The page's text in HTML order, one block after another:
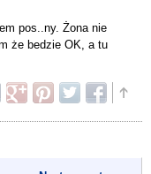
pos..ny. Żona nie
że bedzie OK, a tu